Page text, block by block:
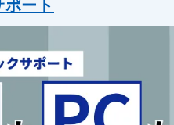
ート